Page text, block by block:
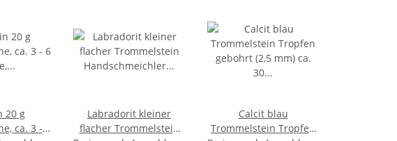
20 g
ca. 3 - 6
Labradorit kleiner
flacher Trommelstein
Calcit blau
Trommelstein Tropfen